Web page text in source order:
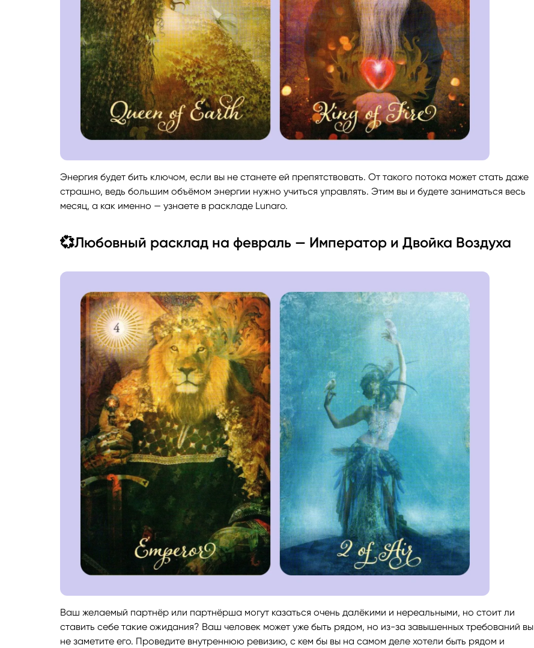
Энергия будет бить ключом, если вы не станете ей препятствовать. От такого потока может стать даже
страшно, ведь большим объёмом энергии нужно учиться управлять. Этим вы и будете заниматься весь
месяц, а как именно — узнаете в раскладе Lunaro.
💞Любовный расклад на февраль — Император и Двойка Воздуха
Ваш желаемый партнёр или партнёрша могут казаться очень далёкими и нереальными, но стоит ли
ставить себе такие ожидания? Ваш человек может уже быть рядом, но из-за завышенных требований вы
не заметите его. Проведите внутреннюю ревизию, с кем бы вы на самом деле хотели быть рядом и